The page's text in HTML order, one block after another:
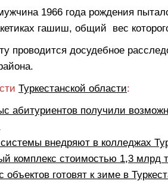
1966 года рождения
гашиш, общий вес
проводится досудебное
Туркестанской области:
абитуриентов получили
внедряют в колледжах
комплекс стоимостью 1,3 млрд
объектов готовят к зиме в